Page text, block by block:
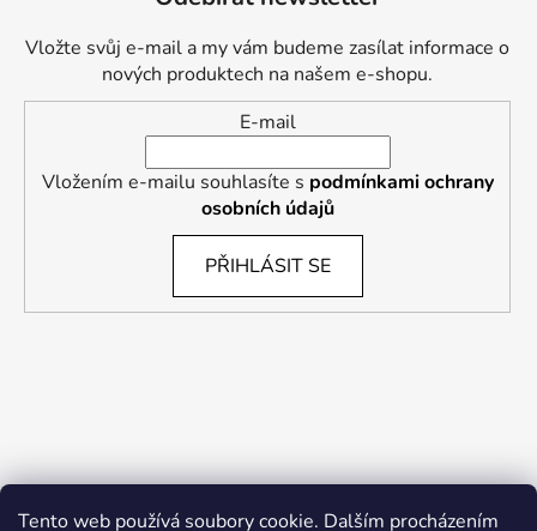
Tento web používá soubory cookie. Dalším procházením
Vložte svůj e-mail a my vám budeme zasílat informace o
nových produktech na našem e-shopu.
E-mail
Vložením e-mailu souhlasíte s podmínkami ochrany
osobních údajů
PŘIHLÁSIT SE